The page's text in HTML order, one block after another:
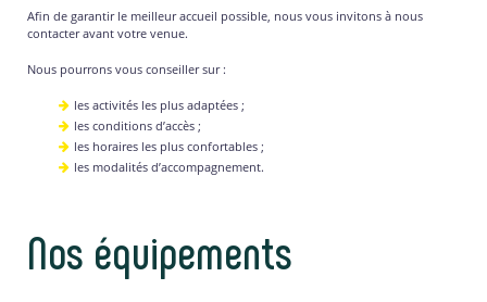
Afin de garantir le meilleur accueil possible, nous vous invitons à nous
contacter avant votre venue.
Nous pourrons vous conseiller sur :
les activités les plus adaptées ;
les conditions d’accès ;
les horaires les plus confortables ;
les modalités d’accompagnement.
Nos équipements